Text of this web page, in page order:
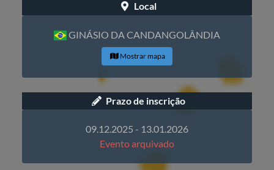
Local
GINÁSIO DA CANDANGOLÂNDIA
Mostrar mapa
Prazo de inscrição
09.12.2025 - 13.01.2026
Evento arquivado